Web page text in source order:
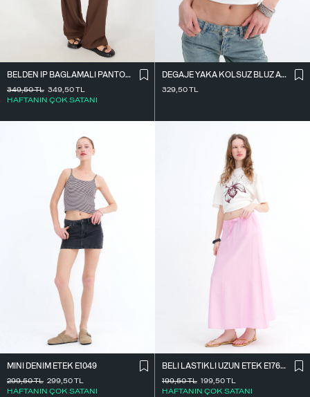
BELDEN İ̇P BAĞLAMALI PANTOLON PN16372-İ6
349,50TL
HAFTANIN ÇOK SATANI
349,50TL
DEGAJE YAKA KOLSUZ BLUZ A0980
329,50TL
MINI DENIM ETEK E1049
299,50TL
HAFTANIN ÇOK SATANI
299,50TL
BELI LASTIKLI UZUN ETEK E17627
199,50TL
HAFTANIN ÇOK SATANI
199,50TL